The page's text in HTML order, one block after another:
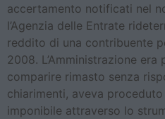
accertamento notificati nel
l’Agenzia delle Entrate
reddito di una contribuente
2008. L’Amministrazione
comparire rimasto senza
chiarimenti, aveva
imponibile attraverso lo